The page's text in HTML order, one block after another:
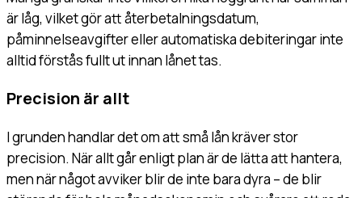
är låg, vilket gör att återbetalningsdatum,
påminnelseavgifter eller automatiska debiteringar inte
alltid förstås fullt ut innan lånet tas.
Precision är allt
I grunden handlar det om att små lån kräver stor
precision. När allt går enligt plan är de lätta att hantera,
men när något avviker blir de inte bara dyra – de blir